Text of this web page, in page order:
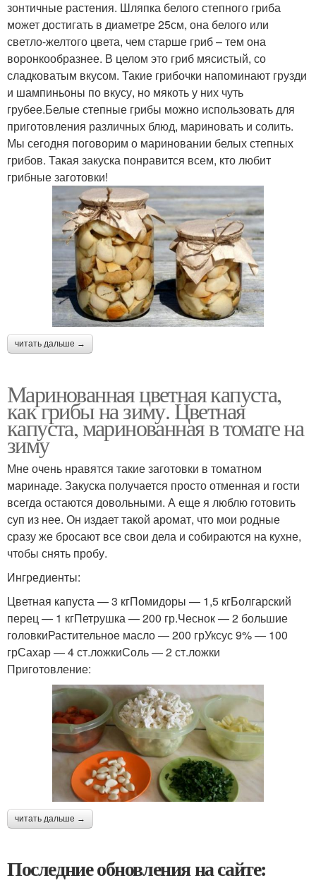
зонтичные растения. Шляпка белого степного гриба
может достигать в диаметре 25см, она белого или
светло-желтого цвета, чем старше гриб – тем она
воронкообразнее. В целом это гриб мясистый, со
сладковатым вкусом. Такие грибочки напоминают грузди
и шампиньоны по вкусу, но мякоть у них чуть
грубее.Белые степные грибы можно использовать для
приготовления различных блюд, мариновать и солить.
Мы сегодня поговорим о мариновании белых степных
грибов. Такая закуска понравится всем, кто любит
грибные заготовки!
читать дальше →
Маринованная цветная капуста,
как грибы на зиму. Цветная
капуста, маринованная в томате на
зиму
Мне очень нравятся такие заготовки в томатном
маринаде. Закуска получается просто отменная и гости
всегда остаются довольными. А еще я люблю готовить
суп из нее. Он издает такой аромат, что мои родные
сразу же бросают все свои дела и собираются на кухне,
чтобы снять пробу.
Ингредиенты:
Цветная капуста — 3 кгПомидоры — 1,5 кгБолгарский
перец — 1 кгПетрушка — 200 гр.Чеснок — 2 большие
головкиРастительное масло — 200 грУксус 9% — 100
грСахар — 4 ст.ложкиСоль — 2 ст.ложки
Приготовление:
читать дальше →
Последние обновления на сайте: